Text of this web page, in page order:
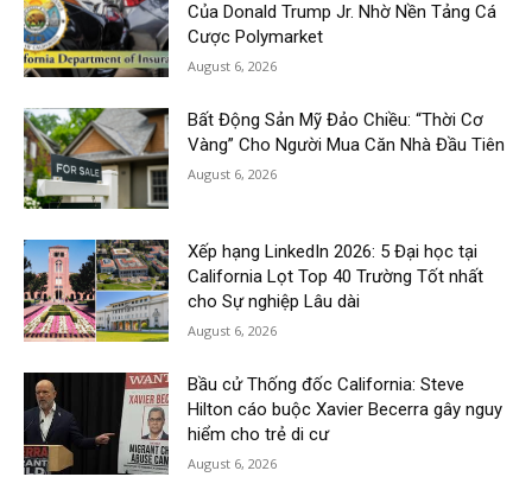
Của Donald Trump Jr. Nhờ Nền Tảng Cá
Cược Polymarket
August 6, 2026
Bất Động Sản Mỹ Đảo Chiều: “Thời Cơ
Vàng” Cho Người Mua Căn Nhà Đầu Tiên
August 6, 2026
Xếp hạng LinkedIn 2026: 5 Đại học tại
California Lọt Top 40 Trường Tốt nhất
cho Sự nghiệp Lâu dài
August 6, 2026
Bầu cử Thống đốc California: Steve
Hilton cáo buộc Xavier Becerra gây nguy
hiểm cho trẻ di cư
August 6, 2026